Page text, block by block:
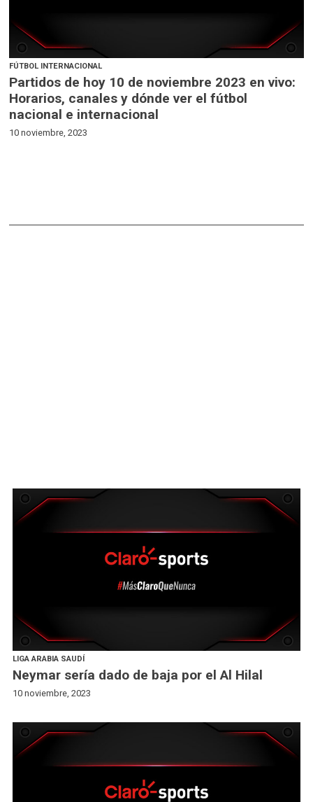
LIGA ARABIA SAUDÍ
Neymar sería dado de baja por el Al Hilal
10 noviembre, 2023
FÚTBOL INTERNACIONAL
Partidos de hoy 10 de noviembre 2023 en vivo:
Horarios, canales y dónde ver el fútbol
nacional e internacional
10 noviembre, 2023